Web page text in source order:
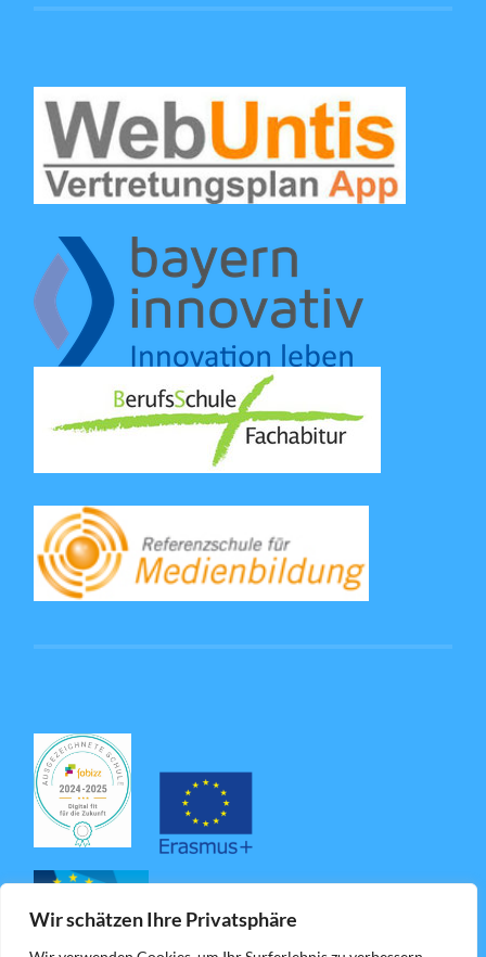
Wir schätzen Ihre Privatsphäre